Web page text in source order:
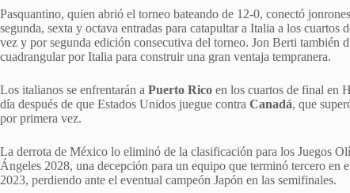
Pasquantino, quien abrió el torneo bateando de 12-0, conectó
segunda, sexta y octava entradas para catapultar a Italia a los cuartos
vez y por segunda edición consecutiva del torneo. Jon Berti también
cuadrangular por Italia para construir una gran ventaja tempranera.
Los italianos se enfrentarán a Puerto Rico en los cuartos de final en
día después de que Estados Unidos juegue contra Canadá, que
por primera vez.
La derrota de México lo eliminó de la clasificación para los Juegos
Ángeles 2028, una decepción para un equipo que terminó tercero en
2023, perdiendo ante el eventual campeón Japón en las semifinales.